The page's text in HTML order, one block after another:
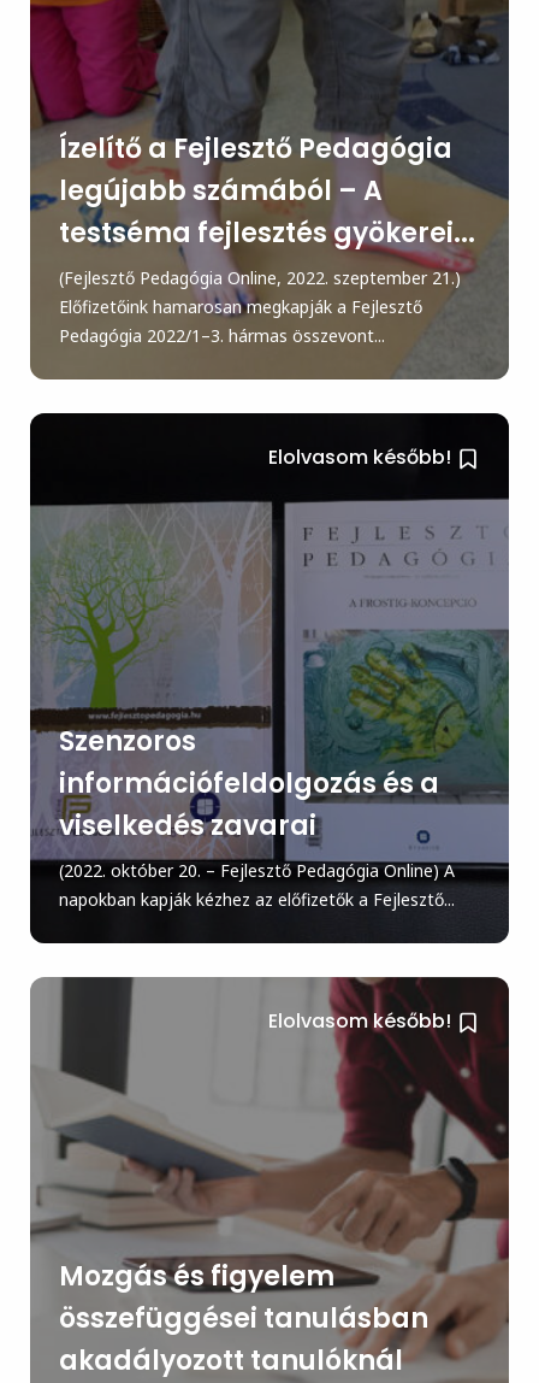
Ízelítő a Fejlesztő Pedagógia
legújabb számából – A
testséma fejlesztés gyökerei...
(Fejlesztő Pedagógia Online, 2022. szeptember 21.)
Előfizetőink hamarosan megkapják a Fejlesztő
Pedagógia 2022/1–3. hármas összevont...
Elolvasom később!
Szenzoros
információfeldolgozás és a
viselkedés zavarai
(2022. október 20. – Fejlesztő Pedagógia Online) A
napokban kapják kézhez az előfizetők a Fejlesztő...
Elolvasom később!
Mozgás és figyelem
összefüggései tanulásban
akadályozott tanulóknál